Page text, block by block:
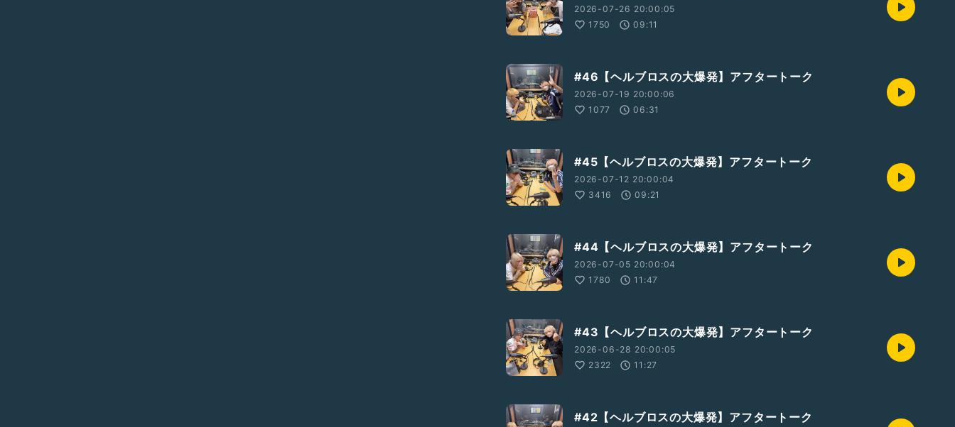
2026-07-26 20:00:05
1750
09:11
#46【ヘルブロスの大爆発】アフタートーク
2026-07-19 20:00:06
1077
06:31
#45【ヘルブロスの大爆発】アフタートーク
2026-07-12 20:00:04
3416
09:21
#44【ヘルブロスの大爆発】アフタートーク
2026-07-05 20:00:04
1780
11:47
#43【ヘルブロスの大爆発】アフタートーク
2026-06-28 20:00:05
2322
11:27
#42【ヘルブロスの大爆発】アフタートーク